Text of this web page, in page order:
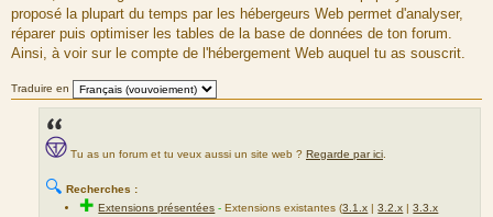
proposé la plupart du temps par les hébergeurs Web permet d'analyser,
réparer puis optimiser les tables de la base de données de ton forum.
Ainsi, à voir sur le compte de l'hébergement Web auquel tu as souscrit.
Traduire en
Tu as un forum et tu veux aussi un site web ? Regarde par ici
🔍 Recherches :
✚Extensions présentées -Extensions existantes (3.1.x |3.2.x |3.3.x